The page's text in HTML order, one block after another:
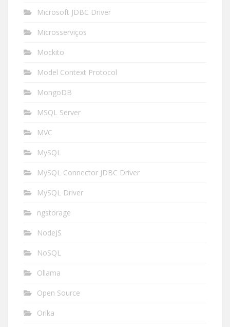
Microsoft JDBC Driver
Microsserviços
Mockito
Model Context Protocol
MongoDB
MSQL Server
MVC
MySQL
MySQL Connector JDBC Driver
MySQL Driver
ngstorage
NodeJS
NoSQL
Ollama
Open Source
Orika